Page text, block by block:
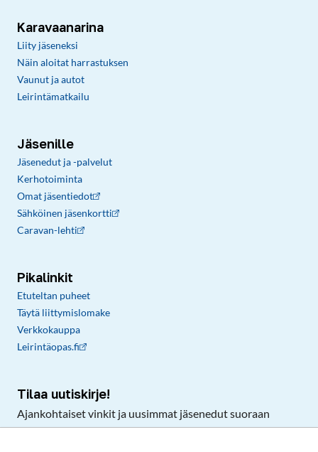
Karavaanarina
Liity jäseneksi
Näin aloitat harrastuksen
Vaunut ja autot
Leirintämatkailu
Jäsenille
Jäsenedut ja -palvelut
Kerhotoiminta
Omat jäsentiedot
Sähköinen jäsenkortti
Caravan-lehti
Pikalinkit
Etuteltan puheet
Täytä liittymislomake
Verkkokauppa
Leirintäopas.fi
Tilaa uutiskirje!
Ajankohtaiset vinkit ja uusimmat jäsenedut suoraan